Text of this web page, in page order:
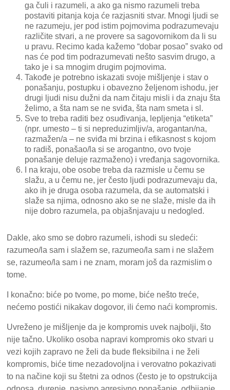
ga čuli i razumeli, a ako ga nismo razumeli treba
postaviti pitanja koja će razjasniti stvar. Mnogi ljudi se
ne razumeju, jer pod istim pojmovima podrazumevaju
različite stvari, a ne provere sa sagovornikom da li su
u pravu. Recimo kada kažemo “dobar posao” svako od
nas će pod tim podrazumevati nešto sasvim drugo, a
tako je i sa mnogim drugim pojmovima.
Takođe je potrebno iskazati svoje mišljenje i stav o
ponašanju, postupku i obavezno željenom ishodu, jer
drugi ljudi nisu dužni da nam čitaju misli i da znaju šta
želimo, a šta nam se ne sviđa, šta nam smeta i sl.
Sve to treba raditi bez osuđivanja, lepljenja “etiketa”
(npr. umesto – ti si nepreduzimljiv/a, arogantan/na,
razmažen/a – ne sviđa mi brzina i efikasnost s kojom
to radiš, ponašao/la si se arogantno, ovo tvoje
ponašanje deluje razmaženo) i vređanja sagovornika.
I na kraju, obe osobe treba da razmisle u čemu se
slažu, a u čemu ne, jer često ljudi podrazumevaju da,
ako ih je druga osoba razumela, da se automatski i
slaže sa njima, odnosno ako se ne slaže, misle da ih
nije dobro razumela, pa objašnjavaju u nedogled.
Dakle, ako smo se dobro razumeli, ishodi su sledeći:
razumeo/la sam i slažem se, razumeo/la sam i ne slažem
se, razumeo/la sam i ne znam, moram još da razmislim o
tome.
I konačno: biće po tvome, po mome, biće nešto treće,
nećemo postići nikakav dogovor, ili ćemo naći kompromis.
Uvreženo je mišljenje da je kompromis uvek najbolji, što
nije tačno. Ukoliko osoba napravi kompromis oko stvari u
vezi kojih zapravo ne želi da bude fleksibilna i ne želi
kompromis, biće time nezadovoljna i verovatno pokazivati
to na načine koji su štetni za odnos (često je to opstrukcija